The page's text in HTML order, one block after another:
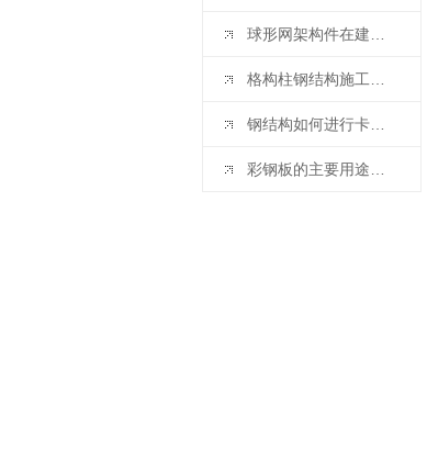
球形网架构件在建筑工程中的应用
格构柱钢结构施工注意事项
钢结构如何进行卡压连接
彩钢板的主要用途是什么？